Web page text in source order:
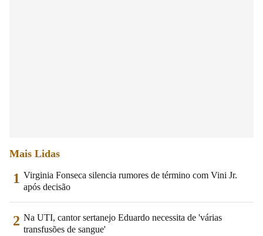
Mais Lidas
1 Virginia Fonseca silencia rumores de término com Vini Jr.
após decisão
2 Na UTI, cantor sertanejo Eduardo necessita de 'várias
transfusões de sangue'